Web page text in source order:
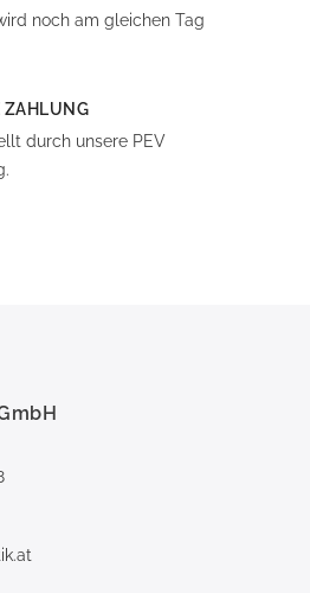
noch am gleichen Tag
ZAHLUNG
durch unsere PEV